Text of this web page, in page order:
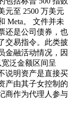
元至 2500 万美元
Meta。 文件并未
还是公司债券，也
交易指令。此类披
金融活动情况，因
泛金额区间呈
说明资产是直接买
产由其子女控制的
商作为代理人参与